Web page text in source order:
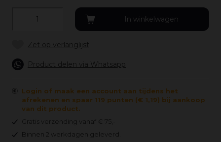
Product delen via Whatsapp
Login of maak een account aan tijdens het
afrekenen en spaar 119 punten (€ 1,19) bij aankoop
van dit product.
Gratis verzending vanaf € 75,-
Binnen 2 werkdagen geleverd.